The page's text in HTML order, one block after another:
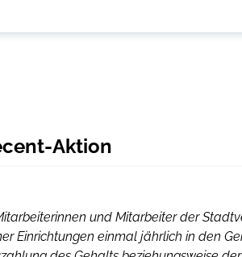
Aktion
und Mitarbeiter der
Einrichtungen einmal jährlich in den